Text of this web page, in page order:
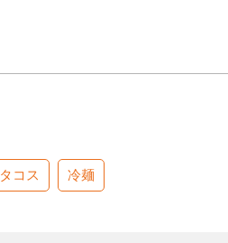
タコス 冷麺